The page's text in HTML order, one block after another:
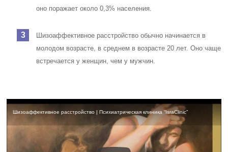
оно поражает около 0,3% населения.
Шизоаффективное расстройство обычно начинается в
молодом возрасте, в среднем в возрасте 20 лет. Оно чаще
встречается у женщин, чем у мужчин.
Шизоаффективное расстройство | Психиатрическая клиника “IsraClinic”